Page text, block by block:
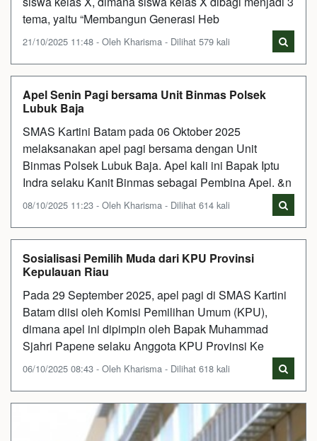
tema, yaitu “Membangun Generasi Heb
21/10/2025 11:48 - Oleh Kharisma - Dilihat 579 kali
Apel Senin Pagi bersama Unit Binmas Polsek
Lubuk Baja
SMAS Kartini Batam pada 06 Oktober 2025
melaksanakan apel pagi bersama dengan Unit
Binmas Polsek Lubuk Baja. Apel kali ini Bapak Iptu
Indra selaku Kanit Binmas sebagai Pembina Apel. &n
08/10/2025 11:23 - Oleh Kharisma - Dilihat 614 kali
Sosialisasi Pemilih Muda dari KPU Provinsi
Kepulauan Riau
Pada 29 September 2025, apel pagi di SMAS Kartini
Batam diisi oleh Komisi Pemilihan Umum (KPU),
dimana apel ini dipimpin oleh Bapak Muhammad
Sjahri Papene selaku Anggota KPU Provinsi Ke
06/10/2025 08:43 - Oleh Kharisma - Dilihat 618 kali